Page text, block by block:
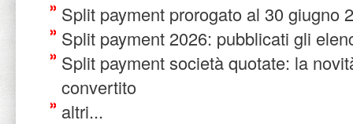
Split payment prorogato al 30 giugno
Split payment 2026: pubblicati gli
Split payment società quotate: la
convertito
altri...